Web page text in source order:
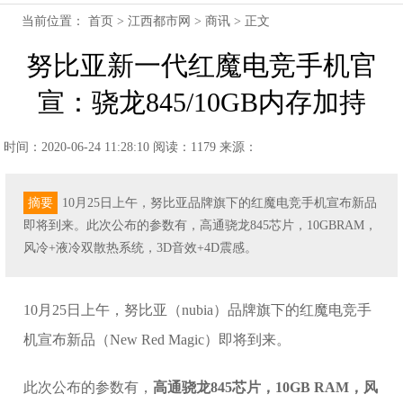
当前位置：首页 >江西都市网 >商讯 > 正文
努比亚新一代红魔电竞手机官
宣：骁龙845/10GB内存加持
时间：2020-06-24 11:28:10 阅读：1179 来源：
摘要
10月25日上午，努比亚品牌旗下的红魔电竞手机宣布新品
即将到来。此次公布的参数有，高通骁龙845芯片，10GBRAM，
风冷+液冷双散热系统，3D音效+4D震感。
10月25日上午，努比亚（nubia）品牌旗下的红魔电竞手
机宣布新品（New Red Magic）即将到来。
此次公布的参数有，高通骁龙845芯片，10GB RAM，风